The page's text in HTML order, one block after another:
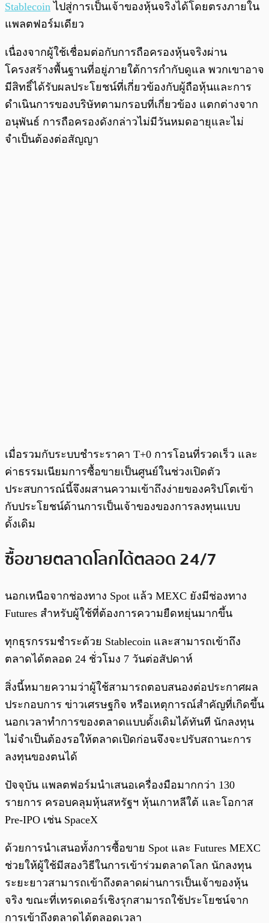
Stablecoin ไปสู่การเป็นเจ้าของหุ้นจริงได้โดยตรงภายใน
แพลตฟอร์มเดียว
เนื่องจากผู้ใช้เชื่อมต่อกับการถือครองหุ้นจริงผ่าน
โครงสร้างพื้นฐานที่อยู่ภายใต้การกำกับดูแล พวกเขาอาจ
มีสิทธิ์ได้รับผลประโยชน์ที่เกี่ยวข้องกับผู้ถือหุ้นและการ
ดำเนินการของบริษัทตามกรอบที่เกี่ยวข้อง แตกต่างจาก
อนุพันธ์ การถือครองดังกล่าวไม่มีวันหมดอายุและไม่
จำเป็นต้องต่อสัญญา
เมื่อรวมกับระบบชำระราคา T+0 การโอนที่รวดเร็ว และ
ค่าธรรมเนียมการซื้อขายเป็นศูนย์ในช่วงเปิดตัว
ประสบการณ์นี้จึงผสานความเข้าถึงง่ายของคริปโตเข้า
กับประโยชน์ด้านการเป็นเจ้าของของการลงทุนแบบ
ดั้งเดิม
ซื้อขายตลาดโลกได้ตลอด 24/7
นอกเหนือจากช่องทาง Spot แล้ว MEXC ยังมีช่องทาง
Futures สำหรับผู้ใช้ที่ต้องการความยืดหยุ่นมากขึ้น
ทุกธุรกรรมชำระด้วย Stablecoin และสามารถเข้าถึง
ตลาดได้ตลอด 24 ชั่วโมง 7 วันต่อสัปดาห์
สิ่งนี้หมายความว่าผู้ใช้สามารถตอบสนองต่อประกาศผล
ประกอบการ ข่าวเศรษฐกิจ หรือเหตุการณ์สำคัญที่เกิดขึ้น
นอกเวลาทำการของตลาดแบบดั้งเดิมได้ทันที นักลงทุน
ไม่จำเป็นต้องรอให้ตลาดเปิดก่อนจึงจะปรับสถานะการ
ลงทุนของตนได้
ปัจจุบัน แพลตฟอร์มนำเสนอเครื่องมือมากกว่า 130
รายการ ครอบคลุมหุ้นสหรัฐฯ หุ้นเกาหลีใต้ และโอกาส
Pre-IPO เช่น SpaceX
ด้วยการนำเสนอทั้งการซื้อขาย Spot และ Futures MEXC
ช่วยให้ผู้ใช้มีสองวิธีในการเข้าร่วมตลาดโลก นักลงทุน
ระยะยาวสามารถเข้าถึงตลาดผ่านการเป็นเจ้าของหุ้น
จริง ขณะที่เทรดเดอร์เชิงรุกสามารถใช้ประโยชน์จาก
การเข้าถึงตลาดได้ตลอดเวลา